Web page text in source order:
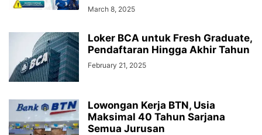
March 8, 2025
Loker BCA untuk Fresh Graduate,
Pendaftaran Hingga Akhir Tahun
February 21, 2025
Lowongan Kerja BTN, Usia
Maksimal 40 Tahun Sarjana
Semua Jurusan